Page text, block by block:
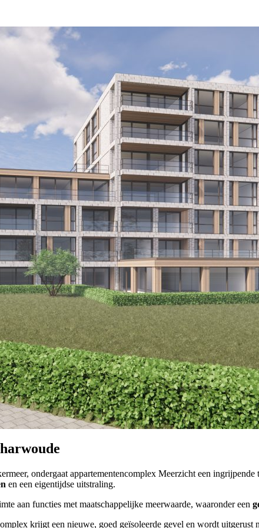
ondergaat appartementencomplex Meerzicht een
en een eigentijdse uitstraling.
aan functies met maatschappelijke meerwaarde, waaronder een
krijgt een nieuwe, goed geïsoleerde gevel en wordt